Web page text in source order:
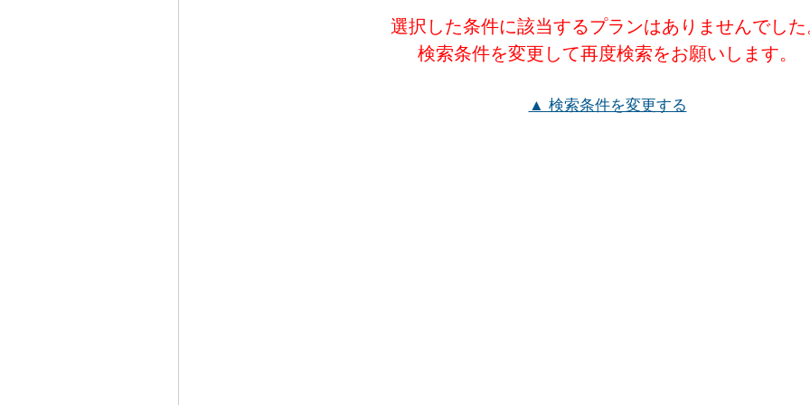
選択した条件に該当するプランはありませんでした
検索条件を変更して再度検索をお願いします。
▲ 検索条件を変更する